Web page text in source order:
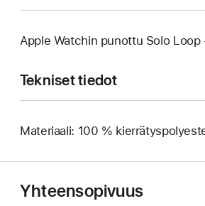
Apple Watchin punottu Solo Loop
Tekniset tiedot
Materiaali: 100 %
Yhteensopivuus